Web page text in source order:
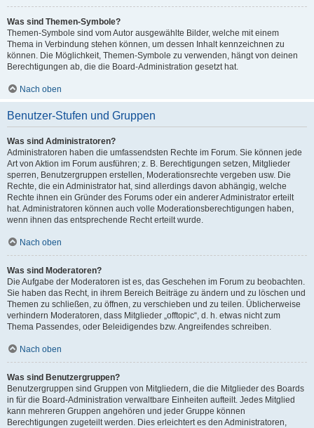
Was sind Themen-Symbole?
Themen-Symbole sind vom Autor ausgewählte Bilder, welche mit einem
Thema in Verbindung stehen können, um dessen Inhalt kennzeichnen zu
können. Die Möglichkeit, Themen-Symbole zu verwenden, hängt von deinen
Berechtigungen ab, die die Board-Administration gesetzt hat.
Nach oben
Benutzer-Stufen und Gruppen
Was sind Administratoren?
Administratoren haben die umfassendsten Rechte im Forum. Sie können jede
Art von Aktion im Forum ausführen; z. B. Berechtigungen setzen, Mitglieder
sperren, Benutzergruppen erstellen, Moderationsrechte vergeben usw. Die
Rechte, die ein Administrator hat, sind allerdings davon abhängig, welche
Rechte ihnen ein Gründer des Forums oder ein anderer Administrator erteilt
hat. Administratoren können auch volle Moderationsberechtigungen haben,
wenn ihnen das entsprechende Recht erteilt wurde.
Nach oben
Was sind Moderatoren?
Die Aufgabe der Moderatoren ist es, das Geschehen im Forum zu beobachten.
Sie haben das Recht, in ihrem Bereich Beiträge zu ändern und zu löschen und
Themen zu schließen, zu öffnen, zu verschieben und zu teilen. Üblicherweise
verhindern Moderatoren, dass Mitglieder „offtopic“, d. h. etwas nicht zum
Thema Passendes, oder Beleidigendes bzw. Angreifendes schreiben.
Nach oben
Was sind Benutzergruppen?
Benutzergruppen sind Gruppen von Mitgliedern, die die Mitglieder des Boards
in für die Board-Administration verwaltbare Einheiten aufteilt. Jedes Mitglied
kann mehreren Gruppen angehören und jeder Gruppe können
Berechtigungen zugeteilt werden. Dies erleichtert es den Administratoren,